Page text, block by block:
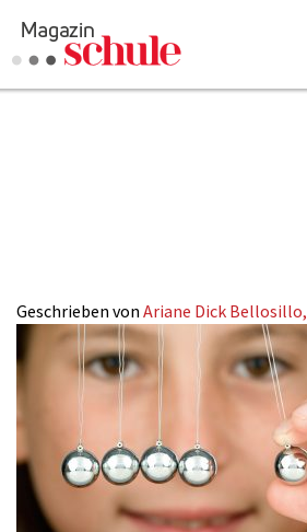
Impressum
Geschrieben von Ariane Dick Bellosillo,